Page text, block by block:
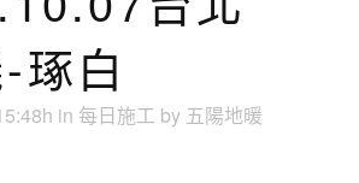
琢白
in 每日施工 by 五陽地暖